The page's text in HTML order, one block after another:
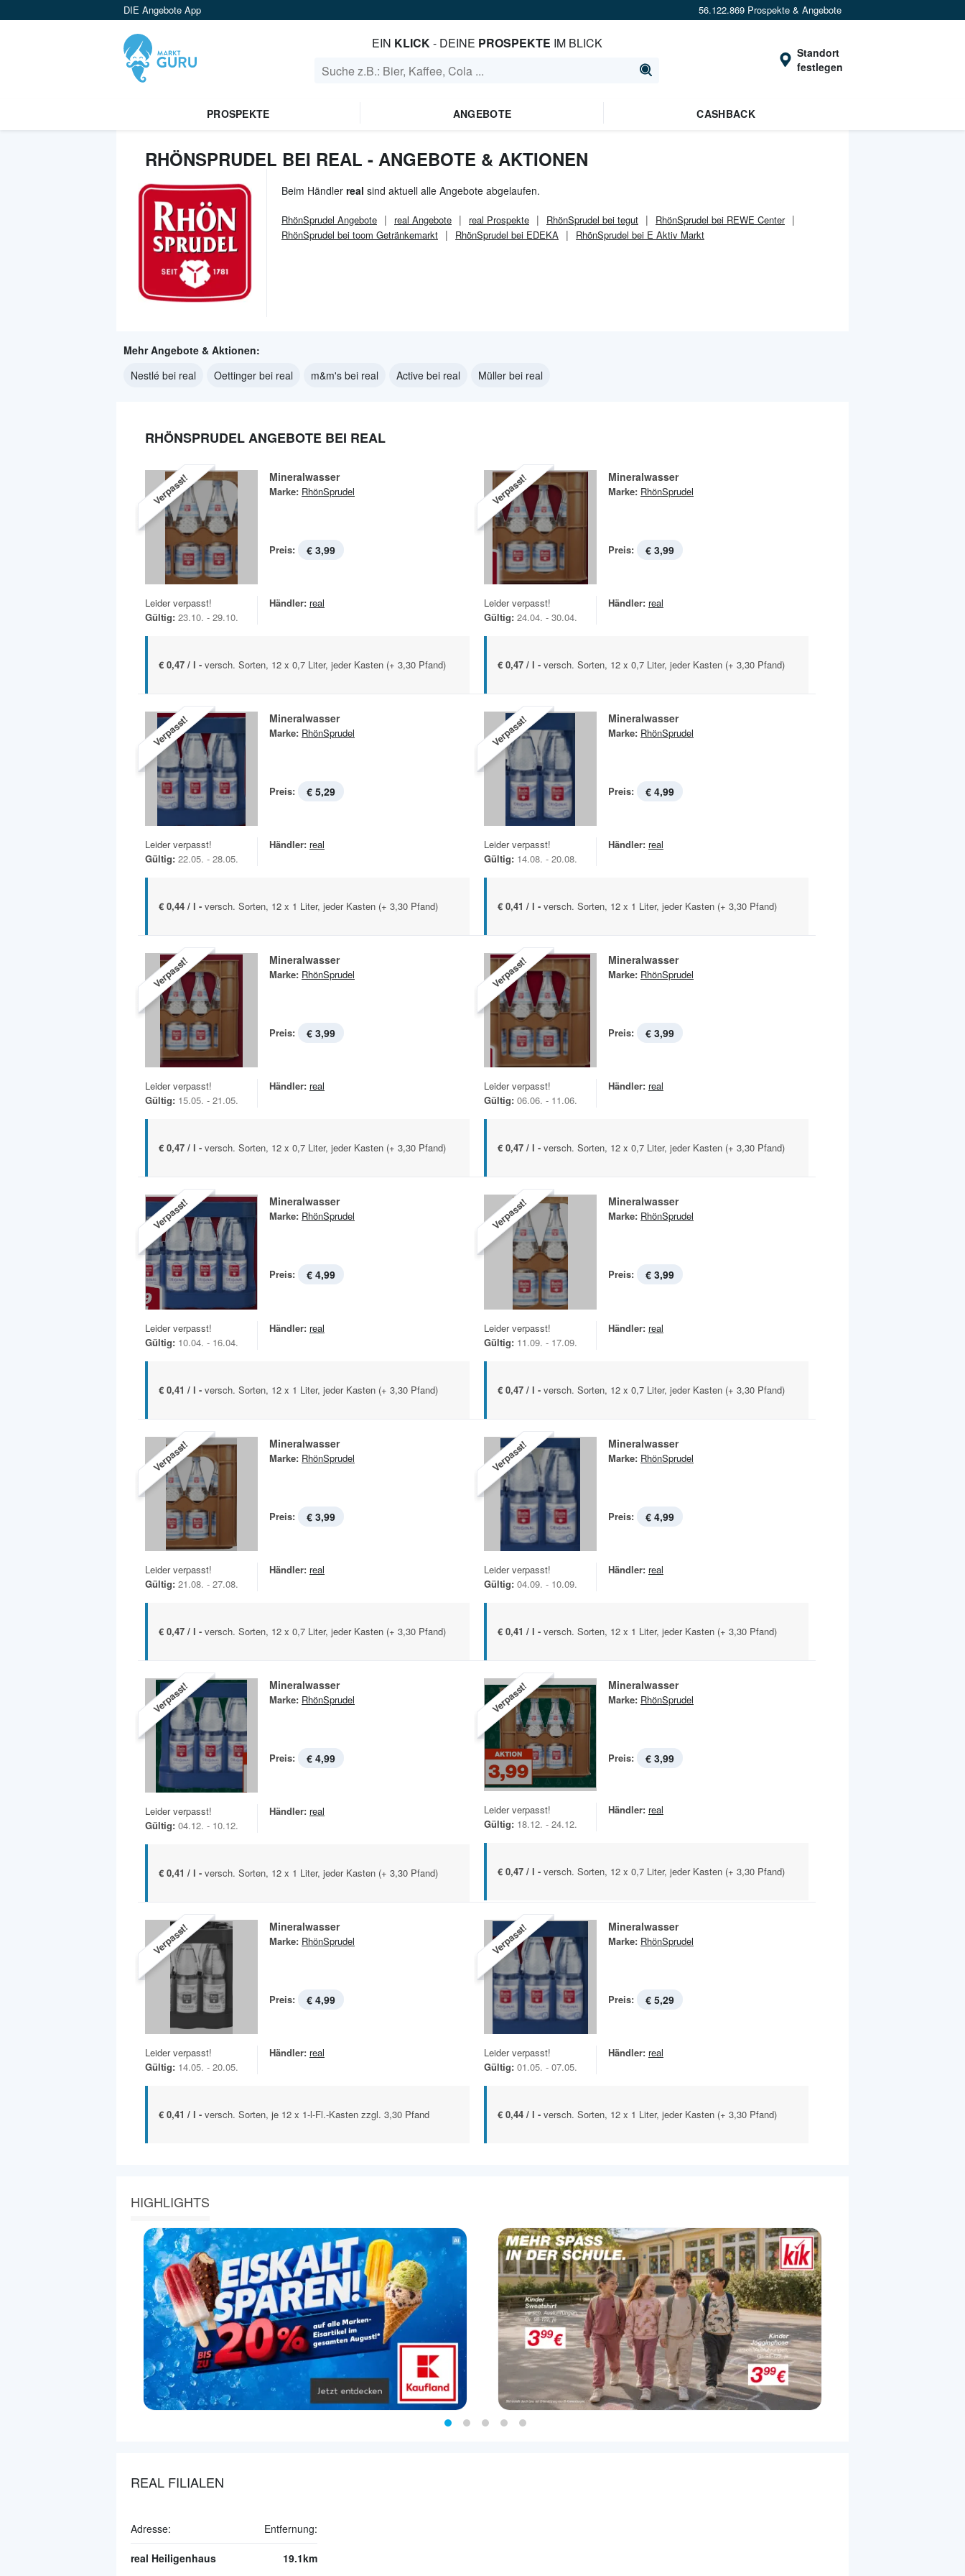
DIE Angebote App 56.122.869 Prospekte & Angebote
EIN KLICK- DEINE PROSPEKTE IM BLICK
Standort
festlegen
PROSPEKTE ANGEBOTE CASHBACK
RHÖNSPRUDEL BEI REAL - ANGEBOTE & AKTIONEN
Beim Händler real sind aktuell alle Angebote abgelaufen.
RhönSprudel Angebote real Angebote real Prospekte RhönSprudel bei tegut
RhönSprudel bei REWE Center
RhönSprudel bei toom Getränkemarkt
RhönSprudel bei EDEKA RhönSprudel bei E Aktiv Markt
Mehr Angebote & Aktionen:
Nestlé bei real
Oettinger bei real m&m's bei real Active bei real Müller bei real
RHÖNSPRUDEL ANGEBOTE BEI REAL
Verpasst! Mineralwasser
Marke: RhönSprudel
Preis: € 3,99
Leider verpasst!
Gültig: 23.10. - 29.10.
Händler: real
€ 0,47 / l - versch. Sorten, 12 x 0,7 Liter, jeder Kasten (+ 3,30 Pfand)
Verpasst! Mineralwasser
Marke: RhönSprudel
Preis: € 3,99
Leider verpasst!
Gültig: 24.04. - 30.04.
Händler: real
€ 0,47 / l - versch. Sorten, 12 x 0,7 Liter, jeder Kasten (+ 3,30 Pfand)
Verpasst! Mineralwasser
Marke: RhönSprudel
Preis: € 5,29
Leider verpasst!
Gültig: 22.05. - 28.05.
Händler: real
€ 0,44 / l - versch. Sorten, 12 x 1 Liter, jeder Kasten (+ 3,30 Pfand)
Verpasst! Mineralwasser
Marke: RhönSprudel
Preis: € 4,99
Leider verpasst!
Gültig: 14.08. - 20.08.
Händler: real
€ 0,41 / l - versch. Sorten, 12 x 1 Liter, jeder Kasten (+ 3,30 Pfand)
Verpasst! Mineralwasser
Marke: RhönSprudel
Preis: € 3,99
Leider verpasst!
Gültig: 15.05. - 21.05.
Händler: real
€ 0,47 / l - versch. Sorten, 12 x 0,7 Liter, jeder Kasten (+ 3,30 Pfand)
Verpasst! Mineralwasser
Marke: RhönSprudel
Preis: € 3,99
Leider verpasst!
Gültig: 06.06. - 11.06.
Händler: real
€ 0,47 / l - versch. Sorten, 12 x 0,7 Liter, jeder Kasten (+ 3,30 Pfand)
Verpasst! Mineralwasser
Marke: RhönSprudel
Preis: € 4,99
Leider verpasst!
Gültig: 10.04. - 16.04.
Händler: real
€ 0,41 / l - versch. Sorten, 12 x 1 Liter, jeder Kasten (+ 3,30 Pfand)
Verpasst! Mineralwasser
Marke: RhönSprudel
Preis: € 3,99
Leider verpasst!
Gültig: 11.09. - 17.09.
Händler: real
€ 0,47 / l - versch. Sorten, 12 x 0,7 Liter, jeder Kasten (+ 3,30 Pfand)
Verpasst! Mineralwasser
Marke: RhönSprudel
Preis: € 3,99
Leider verpasst!
Gültig: 21.08. - 27.08.
Händler: real
€ 0,47 / l - versch. Sorten, 12 x 0,7 Liter, jeder Kasten (+ 3,30 Pfand)
Verpasst! Mineralwasser
Marke: RhönSprudel
Preis: € 4,99
Leider verpasst!
Gültig: 04.09. - 10.09.
Händler: real
€ 0,41 / l - versch. Sorten, 12 x 1 Liter, jeder Kasten (+ 3,30 Pfand)
Verpasst! Mineralwasser
Marke: RhönSprudel
Preis: € 4,99
Leider verpasst!
Gültig: 04.12. - 10.12.
Händler: real
€ 0,41 / l - versch. Sorten, 12 x 1 Liter, jeder Kasten (+ 3,30 Pfand)
Verpasst! Mineralwasser
Marke: RhönSprudel
Preis: € 3,99
Leider verpasst!
Gültig: 18.12. - 24.12.
Händler: real
€ 0,47 / l - versch. Sorten, 12 x 0,7 Liter, jeder Kasten (+ 3,30 Pfand)
Verpasst! Mineralwasser
Marke: RhönSprudel
Preis: € 4,99
Leider verpasst!
Gültig: 14.05. - 20.05.
Händler: real
€ 0,41 / l - versch. Sorten, je 12 x 1-l-Fl.-Kasten zzgl. 3,30 Pfand
Verpasst! Mineralwasser
Marke: RhönSprudel
Preis: € 5,29
Leider verpasst!
Gültig: 01.05. - 07.05.
Händler: real
€ 0,44 / l - versch. Sorten, 12 x 1 Liter, jeder Kasten (+ 3,30 Pfand)
HIGHLIGHTS
REAL FILIALEN
Adresse: Entfernung:
real Heiligenhaus 19.1km